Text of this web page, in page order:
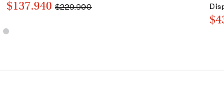
$137.940 $229.900